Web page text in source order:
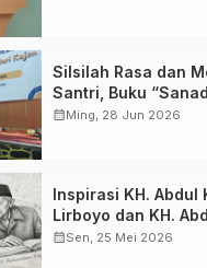
Silsilah Rasa dan
Santri, Buku
dari Kajen” Resmi
calendar_monthMing, 28 Jun 2026
Inspirasi KH. Abdul
Lirboyo dan KH.
Kajen
calendar_monthSen, 25 Mei 2026